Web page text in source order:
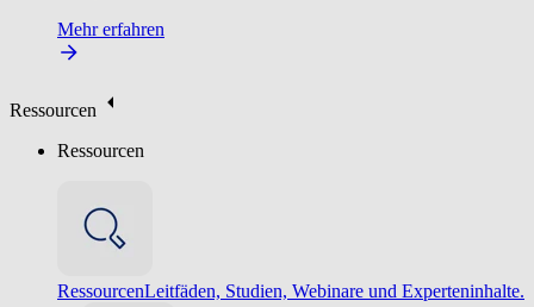
Mehr erfahren
Ressourcen
Ressourcen
RessourcenLeitfäden, Studien, Webinare und Experteninhalte.